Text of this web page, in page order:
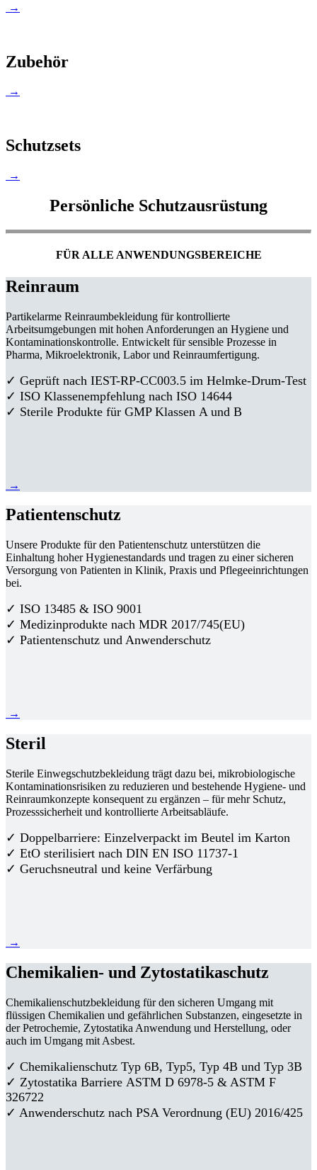
→
Zubehör
→
Schutzsets
→
Persönliche Schutzausrüstung
FÜR ALLE ANWENDUNGSBEREICHE
Reinraum
Partikelarme Reinraumbekleidung für kontrollierte
Arbeitsumgebungen mit hohen Anforderungen an Hygiene und
Kontaminationskontrolle. Entwickelt für sensible Prozesse in
Pharma, Mikroelektronik, Labor und Reinraumfertigung.
✓ Geprüft nach IEST-RP-CC003.5 im Helmke-Drum-Test
✓ ISO Klassenempfehlung nach ISO 14644
✓ Sterile Produkte für GMP Klassen A und B
→
Patientenschutz
Unsere Produkte für den Patientenschutz unterstützen die
Einhaltung hoher Hygienestandards und tragen zu einer sicheren
Versorgung von Patienten in Klinik, Praxis und Pflegeeinrichtungen
bei.
✓ ISO 13485 & ISO 9001
✓ Medizinprodukte nach MDR 2017/745(EU)
✓ Patientenschutz und Anwenderschutz
→
Steril
Sterile Einwegschutzbekleidung trägt dazu bei, mikrobiologische
Kontaminationsrisiken zu reduzieren und bestehende Hygiene- und
Reinraumkonzepte konsequent zu ergänzen – für mehr Schutz,
Prozesssicherheit und kontrollierte Arbeitsabläufe.
✓ Doppelbarriere: Einzelverpackt im Beutel im Karton
✓ EtO sterilisiert nach DIN EN ISO 11737-1
✓ Geruchsneutral und keine Verfärbung
→
Chemikalien- und Zytostatikaschutz
Chemikalienschutzbekleidung für den sicheren Umgang mit
flüssigen Chemikalien und gefährlichen Substanzen, eingesetzte in
der Petrochemie, Zytostatika Anwendung und Herstellung, oder
auch im Umgang mit Asbest.
✓ Chemikalienschutz Typ 6B, Typ5, Typ 4B und Typ 3B
✓ Zytostatika Barriere ASTM D 6978-5 & ASTM F
326722
✓ Anwenderschutz nach PSA Verordnung (EU) 2016/425